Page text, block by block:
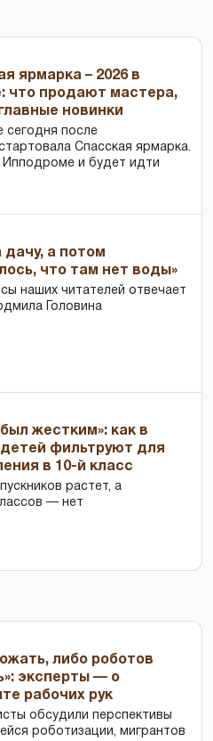
ярмарка – 2026 в
что продают мастера,
новинки
сегодня после
Спасская ярмарка.
и будет идти
дачу, а потом
что там нет воды»
наших читателей отвечает
Головина
жестким»: как в
фильтруют для
в 10-й класс
растет, а
— нет
либо роботов
эксперты — о
рабочих рук
обсудили перспективы
роботизации, мигрантов